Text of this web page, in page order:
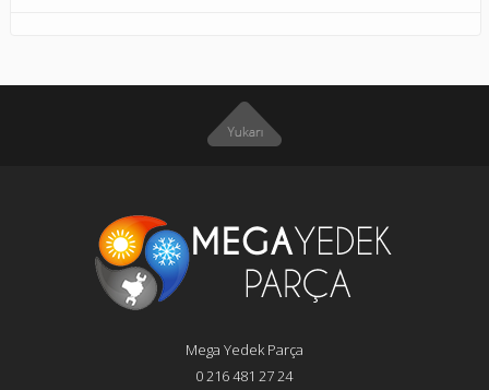
Mega Yedek Parça
0 216 481 27 24